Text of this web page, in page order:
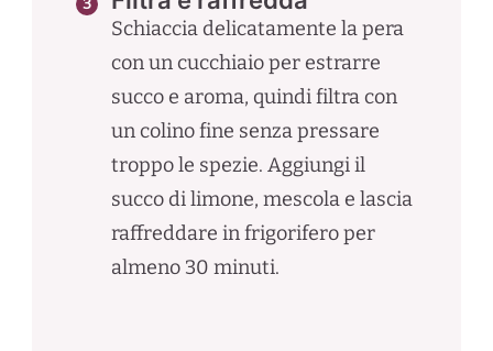
Schiaccia delicatamente la pera
con un cucchiaio per estrarre
succo e aroma, quindi filtra con
un colino fine senza pressare
troppo le spezie. Aggiungi il
succo di limone, mescola e lascia
raffreddare in frigorifero per
almeno 30 minuti.